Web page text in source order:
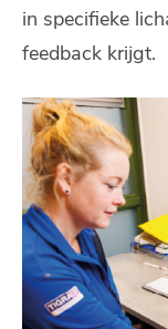
in specifieke
feedback krijgt.